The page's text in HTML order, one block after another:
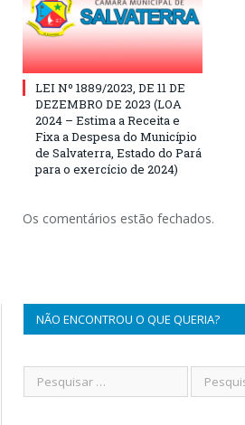
LEI Nº 1889/2023, DE 11 DE
DEZEMBRO DE 2023 (LOA
2024 – Estima a Receita e
Fixa a Despesa do Município
de Salvaterra, Estado do Pará
para o exercício de 2024)
Os comentários estão fechados.
NÃO ENCONTROU O QUE QUERIA?